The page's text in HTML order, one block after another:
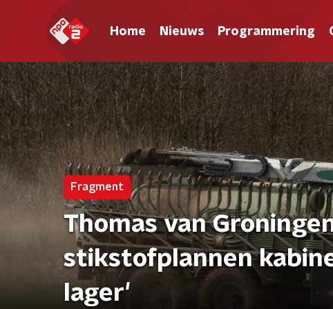
Home Nieuws Programmering
Fragment
Thomas van
stikstofplannen
lager'